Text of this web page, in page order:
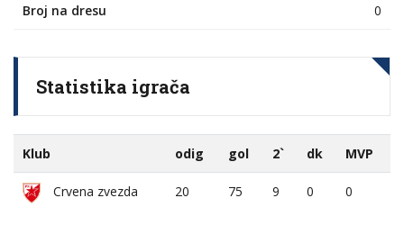
Broj na dresu 0
Statistika igrača
Klub odig gol 2` dk MVP
Crvena zvezda 20 75 9 0 0